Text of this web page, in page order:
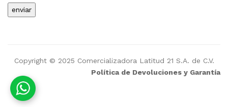
Copyright © 2025 Comercializadora Latitud 21 S.A. de C.V.
Política de Devoluciones y Garantía